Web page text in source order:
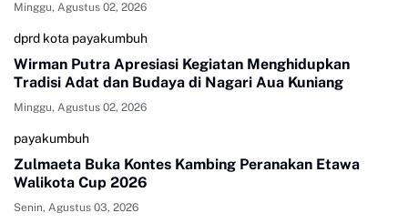
Minggu, Agustus 02, 2026
dprd kota payakumbuh
Wirman Putra Apresiasi Kegiatan Menghidupkan
Tradisi Adat dan Budaya di Nagari Aua Kuniang
Minggu, Agustus 02, 2026
payakumbuh
Zulmaeta Buka Kontes Kambing Peranakan Etawa
Walikota Cup 2026
Senin, Agustus 03, 2026